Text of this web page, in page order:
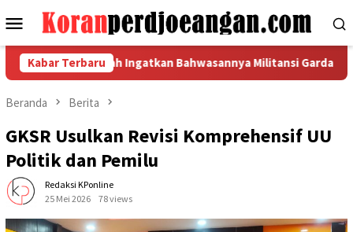
ke
Menu
Mobile
Kabar Terbaru
Jawa Tengah Ingatkan Bahwasannya Militansi Garda Metal
Beranda Berita
GKSR Usulkan Revisi Komprehensif UU
Politik dan Pemilu
Redaksi KPonline
25 Mei 2026
78 views